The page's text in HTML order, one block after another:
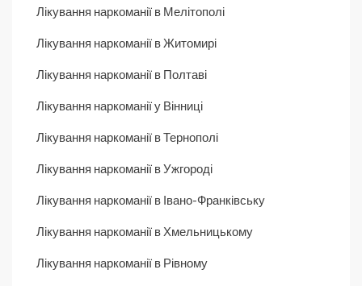
Лікування наркоманії в Мелітополі
Лікування наркоманії в Житомирі
Лікування наркоманії в Полтаві
Лікування наркоманії у Вінниці
Лікування наркоманії в Тернополі
Лікування наркоманії в Ужгороді
Лікування наркоманії в Івано-Франківську
Лікування наркоманії в Хмельницькому
Лікування наркоманії в Рівному